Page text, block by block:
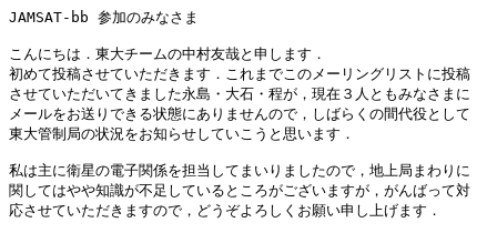
JAMSAT-bb 参加のみなさま
こんにちは．東大チームの中村友哉と申します．
初めて投稿させていただきます．これまでこのメーリングリストに投稿
させていただいてきました永島・大石・程が，現在３人ともみなさまに
メールをお送りできる状態にありませんので，しばらくの間代役として
東大管制局の状況をお知らせしていこうと思います．
私は主に衛星の電子関係を担当してまいりましたので，地上局まわりに
関してはやや知識が不足しているところがございますが，がんばって対
応させていただきますので，どうぞよろしくお願い申し上げます．